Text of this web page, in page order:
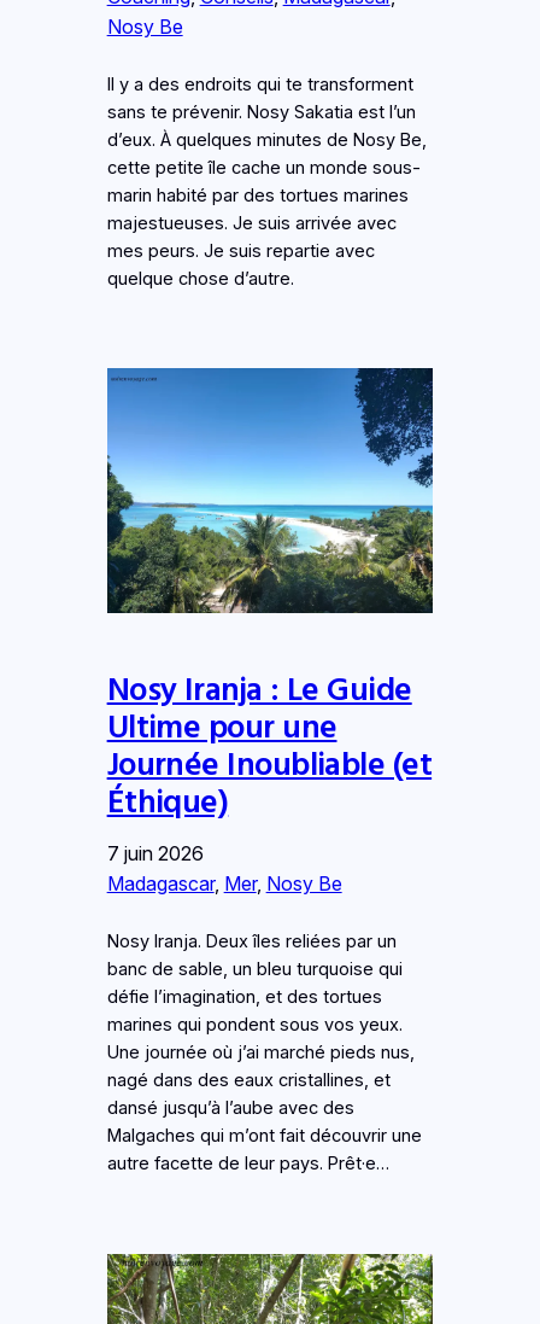
Nosy Be
Il y a des endroits qui te transforment
sans te prévenir. Nosy Sakatia est l’un
d’eux. À quelques minutes de Nosy Be,
cette petite île cache un monde sous-
marin habité par des tortues marines
majestueuses. Je suis arrivée avec
mes peurs. Je suis repartie avec
quelque chose d’autre.
Nosy Iranja : Le Guide
Ultime pour une
Journée Inoubliable (et
Éthique)
7 juin 2026
Madagascar, Mer, Nosy Be
Nosy Iranja. Deux îles reliées par un
banc de sable, un bleu turquoise qui
défie l’imagination, et des tortues
marines qui pondent sous vos yeux.
Une journée où j’ai marché pieds nus,
nagé dans des eaux cristallines, et
dansé jusqu’à l’aube avec des
Malgaches qui m’ont fait découvrir une
autre facette de leur pays. Prêt·e…